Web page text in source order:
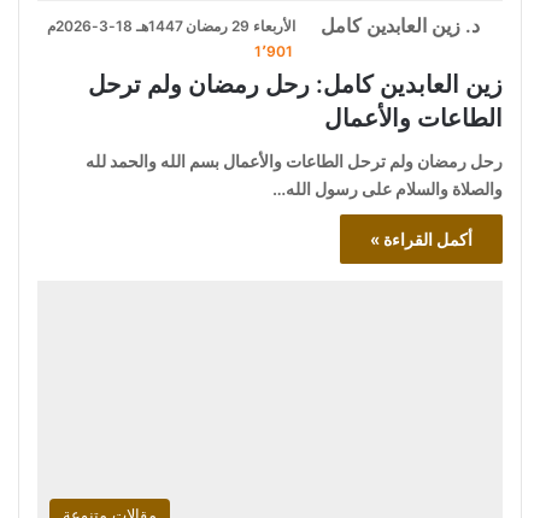
د. زين العابدين كامل
الأربعاء 29 رمضان 1447هـ 18-3-2026م
1٬901
زين العابدين كامل: رحل رمضان ولم ترحل
الطاعات والأعمال
رحل رمضان ولم ترحل الطاعات والأعمال بسم الله والحمد لله
والصلاة والسلام على رسول الله…
أكمل القراءة »